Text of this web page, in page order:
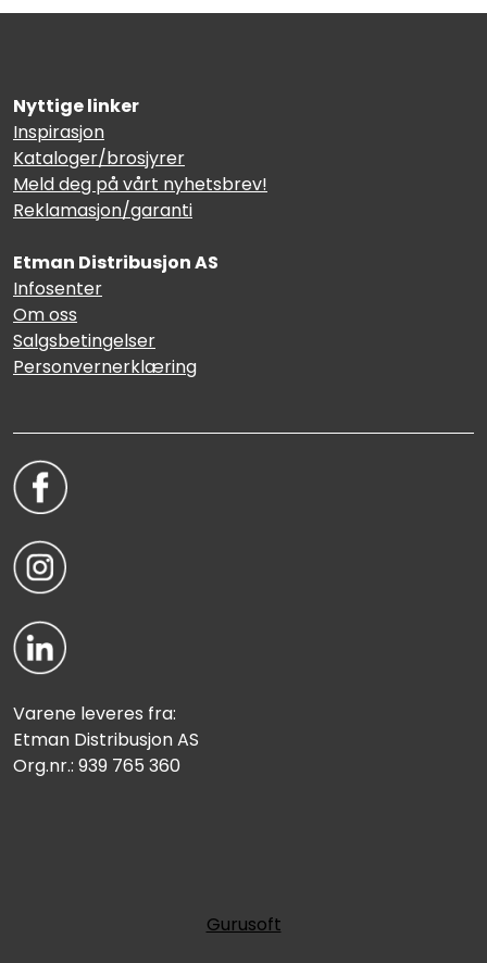
Nyttige linker
Inspirasjon
Kataloger/brosjyrer
Meld deg på vårt nyhetsbrev!
Reklamasjon/garanti
Etman Distribusjon AS
Infosenter
Om oss
Salgsbetingelser
Personvernerklæring
Varene leveres fra:
Etman Distribusjon AS
Org.nr.: 939 765 360
Gurusoft